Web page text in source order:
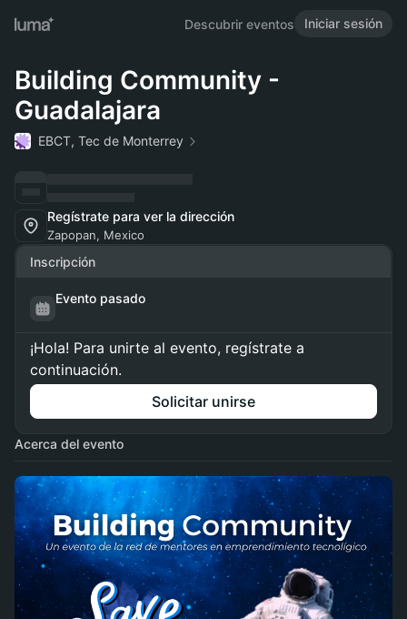
Descubrir eventos Iniciar sesión
Building Community -
Guadalajara
EBCT, Tec de Monterrey
Regístrate para ver la dirección
Zapopan, Mexico
Inscripción
Evento pasado
¡Hola! Para unirte al evento, regístrate a
continuación.
Solicitar unirse
Acerca del evento